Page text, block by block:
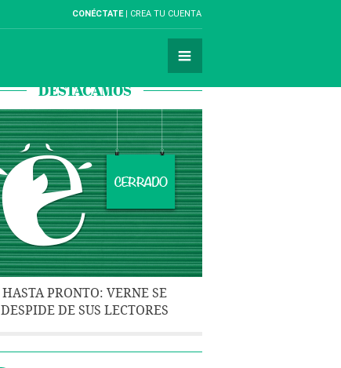
CONÉCTATE CREA TU CUENTA
DESTACAMOS
HASTA PRONTO: VERNE SE
DESPIDE DE SUS LECTORES